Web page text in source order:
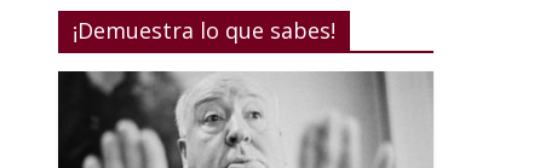
¡Demuestra lo que sabes!